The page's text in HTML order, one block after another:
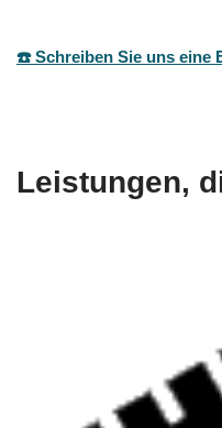
☎️ Schreiben Sie uns eine
Leistungen,